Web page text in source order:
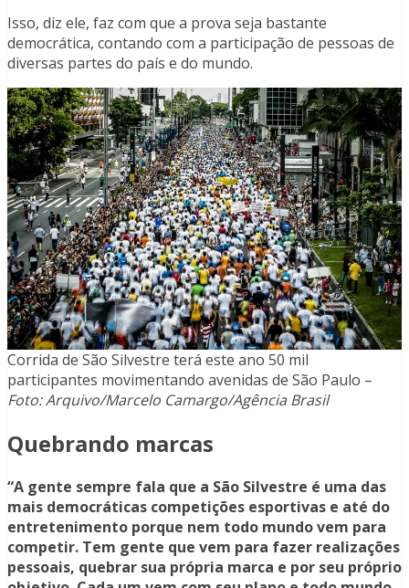
Isso, diz ele, faz com que a prova seja bastante
democrática, contando com a participação de pessoas de
diversas partes do país e do mundo.
Corrida de São Silvestre terá este ano 50 mil
participantes movimentando avenidas de São Paulo –
Foto: Arquivo/Marcelo Camargo/Agência Brasil
Quebrando marcas
“A gente sempre fala que a São Silvestre é uma das
mais democráticas competições esportivas e até do
entretenimento porque nem todo mundo vem para
competir. Tem gente que vem para fazer realizações
pessoais, quebrar sua própria marca e por seu próprio